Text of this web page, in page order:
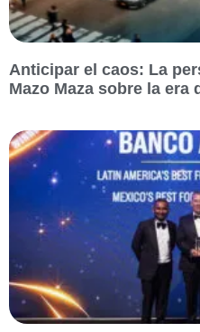
Anticipar el caos: La
Mazo Maza sobre la